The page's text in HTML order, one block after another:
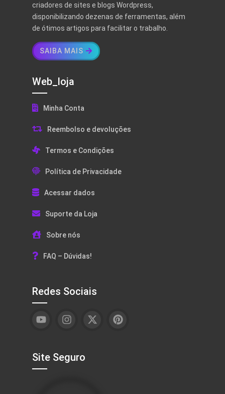
criadores de sites e blogs Wordpress,
disponibilizando dezenas de ferramentas, além
de ótimos artigos para facilitar o trabalho.
SAIBA MAIS
Web_loja
Minha Conta
Reembolso e devoluções
Termos e Condições
Política de Privacidade
Acessar dados
Suporte da Loja
Sobre nós
FAQ – Dúvidas!
Redes Sociais
Site Seguro